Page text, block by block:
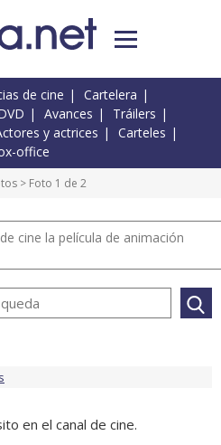
de cine
Cartelera
Avances
Tráilers
y actrices
Carteles
office
> Foto 1 de 2
cine la película de animación
en el canal de cine.